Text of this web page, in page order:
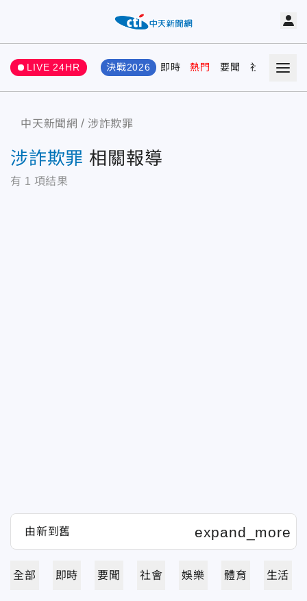
LIVE 24HR 決戰2026 即時 熱門 要聞 社會 娛樂
中天新聞網 涉詐欺罪
涉詐欺罪 相關報導
有 1 項結果
全部 即時 要聞 社會 娛樂 體育 生活